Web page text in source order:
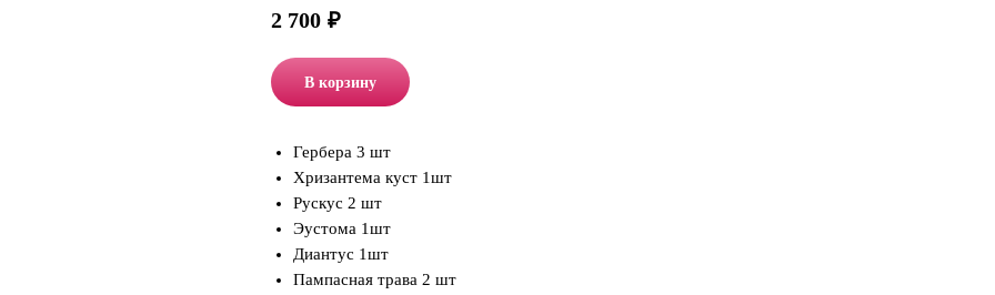
2 700 ₽
В корзину
Гербера 3 шт
Хризантема куст 1шт
Рускус 2 шт
Эустома 1шт
Диантус 1шт
Пампасная трава 2 шт